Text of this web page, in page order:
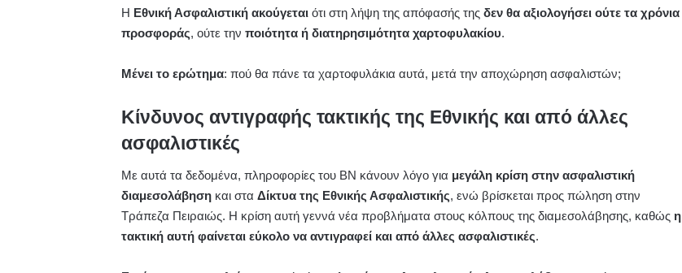
Η Εθνική Ασφαλιστική ακούγεται ότι στη λήψη της απόφασής τηςδεν θα αξιολογήσει ούτε τα χρόνια
προσφοράς, ούτε τηνποιότητα ή διατηρησιμότητα χαρτοφυλακίου.
Μένει το ερώτημα: πού θα πάνε τα χαρτοφυλάκια αυτά, μετά την αποχώρηση ασφαλιστών;
Κίνδυνος αντιγραφής τακτικής της Εθνικής και από άλλες
ασφαλιστικές
Με αυτά τα δεδομένα, πληροφορίες του ΒΝ κάνουν λόγο για μεγάλη κρίση στην ασφαλιστική
διαμεσολάβηση και σταΔίκτυα της Εθνικής Ασφαλιστικής, ενώ βρίσκεται προς πώληση στην
Τράπεζα Πειραιώς. Η κρίση αυτή γεννά νέα προβλήματα στους κόλπους της διαμεσολάβησης, καθώς η
τακτική αυτή φαίνεται εύκολο να αντιγραφεί και από άλλες ασφαλιστικές.